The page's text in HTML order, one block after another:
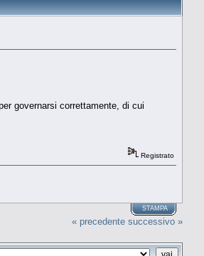
governarsi correttamente, di cui
Registrato
STAMPA
« precedente successivo »